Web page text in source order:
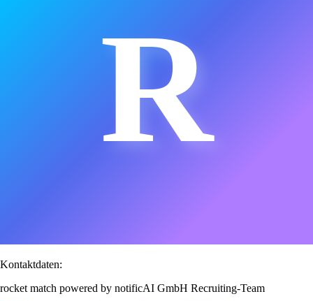
R
Kontaktdaten:
rocket match powered by notificAI GmbH Recruiting-Team